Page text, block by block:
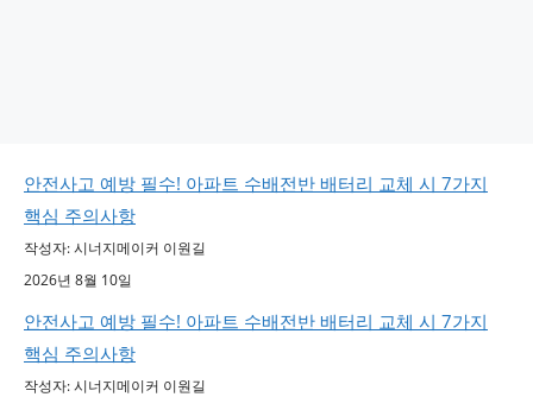
안전사고 예방 필수! 아파트 수배전반 배터리 교체 시 7가지
핵심 주의사항
작성자: 시너지메이커 이원길
2026년 8월 10일
안전사고 예방 필수! 아파트 수배전반 배터리 교체 시 7가지
핵심 주의사항
작성자: 시너지메이커 이원길